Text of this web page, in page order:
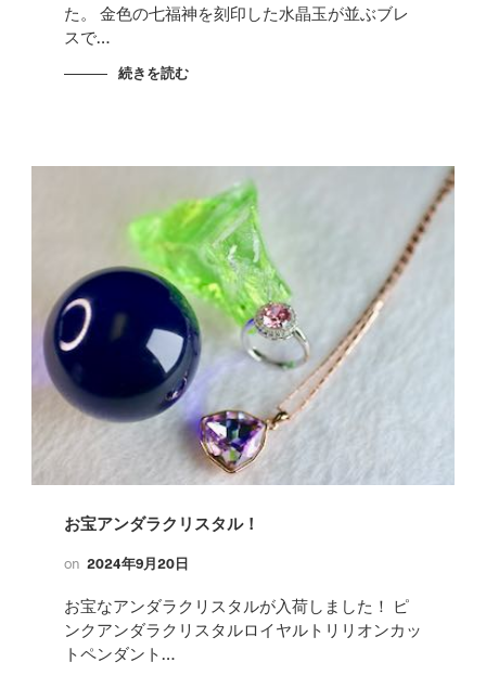
た。 金色の七福神を刻印した水晶玉が並ぶブレ
スで…
続きを読む
お宝アンダラクリスタル！
on 2024年9月20日
お宝なアンダラクリスタルが入荷しました！ ピ
ンクアンダラクリスタルロイヤルトリリオンカッ
トペンダント…